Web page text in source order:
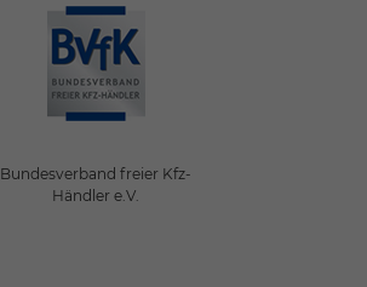
Bundesverband freier Kfz-
Händler e.V.